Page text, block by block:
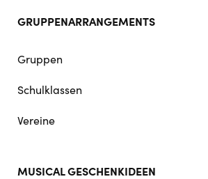
GRUPPENARRANGEMENTS
Gruppen
Schulklassen
Vereine
MUSICAL GESCHENKIDEEN